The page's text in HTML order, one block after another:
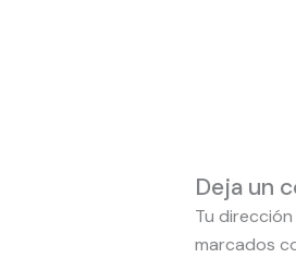
Deja un
Tu
marcados